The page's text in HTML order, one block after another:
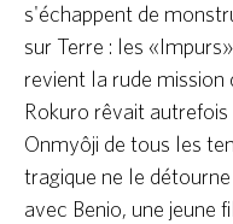
s'échappent de
sur Terre : les
revient la rude mission
Rokuro rêvait
Onmyôji de tous les
tragique ne le
avec Benio, une